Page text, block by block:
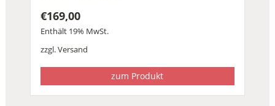
€169,00
Enthält 19% MwSt.
zzgl.Versand
zum Produkt